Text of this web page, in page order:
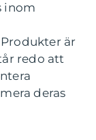
inom
är
redo att
deras